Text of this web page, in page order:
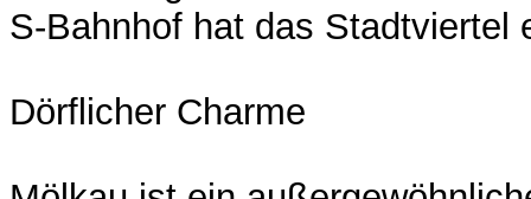
S-Bahnhof hat das Stadtviertel
Dörflicher Charme